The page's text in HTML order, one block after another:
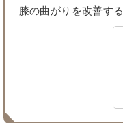
膝の曲がりを改善する